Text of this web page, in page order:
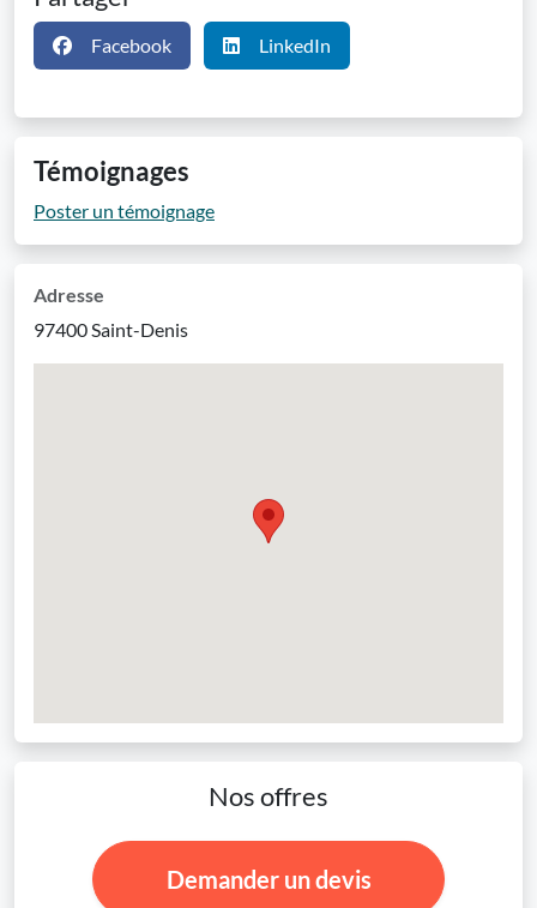
Facebook LinkedIn
Témoignages
Poster un témoignage
Adresse
97400 Saint-Denis
Nos offres
Demander un devis